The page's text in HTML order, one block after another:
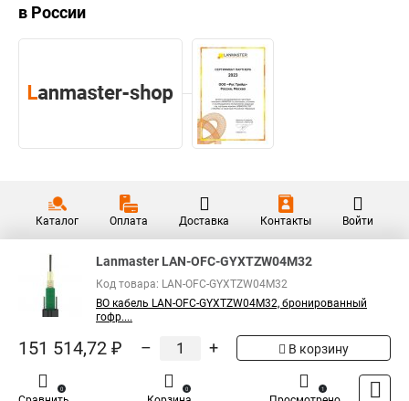
в России
Каталог Оплата Доставка Контакты Войти
Lanmaster LAN-OFC-GYXTZW04M32
Код товара: LAN-OFC-GYXTZW04M32
ВО кабель LAN-OFC-GYXTZW04M32, бронированный
гофр....
151 514,72 ₽ – + В корзину
0 0 1